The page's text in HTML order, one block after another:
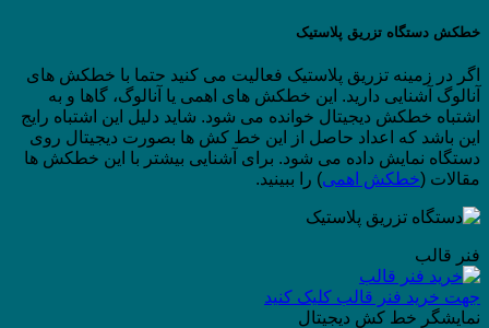
خطکش دستگاه تزریق پلاستیک
اگر در زمینه تزریق پلاستیک فعالیت می کنید حتما با خطکش های
آنالوگ آشنایی دارید. این خطکش های اهمی یا آنالوگ، گاها و به
اشتباه خطکش دیجیتال خوانده می شود. شاید دلیل این اشتباه رایج
این باشد که اعداد حاصل از این خط کش ها بصورت دیجیتال روی
دستگاه نمایش داده می شود. برای آشنایی بیشتر با این خطکش ها
مقالات (خطکش اهمی) را ببینید.
فنر قالب
جهت خرید فنر قالب کلیک کنید
نمایشگر خط کش دیجیتال